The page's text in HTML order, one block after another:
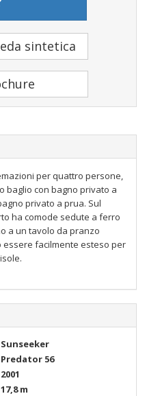
sintetica
per quattro persone,
baglio con bagno privato a
privato a prua. Sul
ha comode sedute a ferro
a un tavolo da pranzo
essere facilmente esteso per
Sunseeker
Predator 56
2001
17,8 m